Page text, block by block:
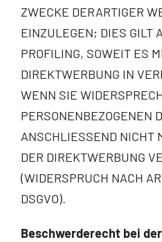
ZWECKE DERARTIGER
EINZULEGEN; DIES GILT
PROFILING, SOWEIT ES
DIREKTWERBUNG IN
WENN SIE
PERSONENBEZOGENEN
ANSCHLIESSEND NICHT
DER DIREKTWERBUNG
(WIDERSPRUCH NACH
DSGVO).
Beschwerde­recht bei